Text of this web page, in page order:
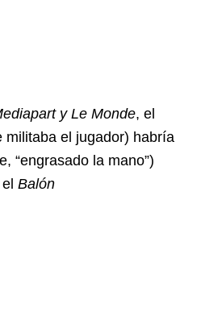
y Le Monde, el
militaba el jugador) habría
“engrasado la mano”)
Balón